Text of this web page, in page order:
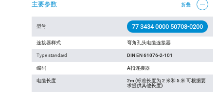
主要参数 折叠
型号 77 3434 0000 50708-0200
连接器样式 弯角孔头电缆连接器
Type standard DIN EN 61076-2-101
编码 A扣连接器
电缆长度
2m (标准长度为 2 米和 5 米 可根据要
求提供其他长度)